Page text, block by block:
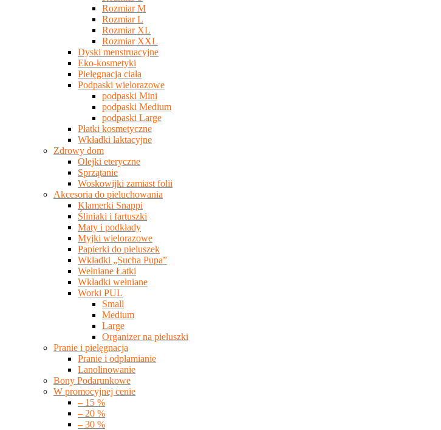
Rozmiar M
Rozmiar L
Rozmiar XL
Rozmiar XXL
Dyski menstruacyjne
Eko-kosmetyki
Pielęgnacja ciała
Podpaski wielorazowe
podpaski Mini
podpaski Medium
podpaski Large
Płatki kosmetyczne
Wkładki laktacyjne
Zdrowy dom
Olejki eteryczne
Sprzątanie
Woskowijki zamiast folii
Akcesoria do pieluchowania
Klamerki Snappi
Śliniaki i fartuszki
Maty i podkłady
Myjki wielorazowe
Papierki do pieluszek
Wkładki „Sucha Pupa”
Wełniane Łatki
Wkładki wełniane
Worki PUL
Small
Medium
Large
Organizer na pieluszki
Pranie i pielęgnacja
Pranie i odplamianie
Lanolinowanie
Bony Podarunkowe
W promocyjnej cenie
– 15 %
– 20 %
– 30 %